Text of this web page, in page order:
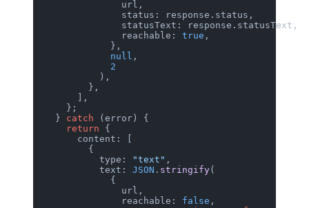
                url,
                status: response.status,
                statusText: response.statusText,
                reachable:
true
              },
              null
              2
            ),
          },
        ],
      };
    }
catch
(error) {
      return
{
        content: [
          {
            type:
"text"
            text:
JSON .stringify
              {
                url,
                reachable:
false